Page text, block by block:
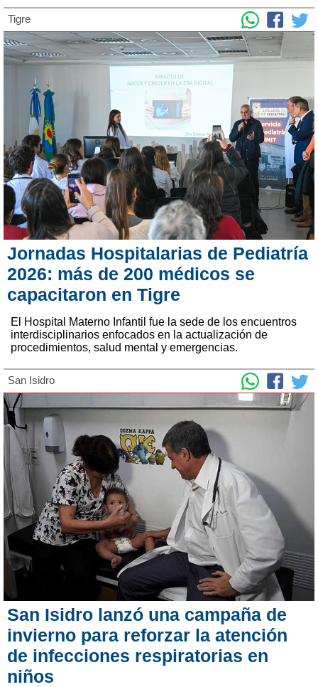
Tigre
Jornadas Hospitalarias de Pediatría
2026: más de 200 médicos se
capacitaron en Tigre
El Hospital Materno Infantil fue la sede de los encuentros
interdisciplinarios enfocados en la actualización de
procedimientos, salud mental y emergencias.
San Isidro
San Isidro lanzó una campaña de
invierno para reforzar la atención
de infecciones respiratorias en
niños